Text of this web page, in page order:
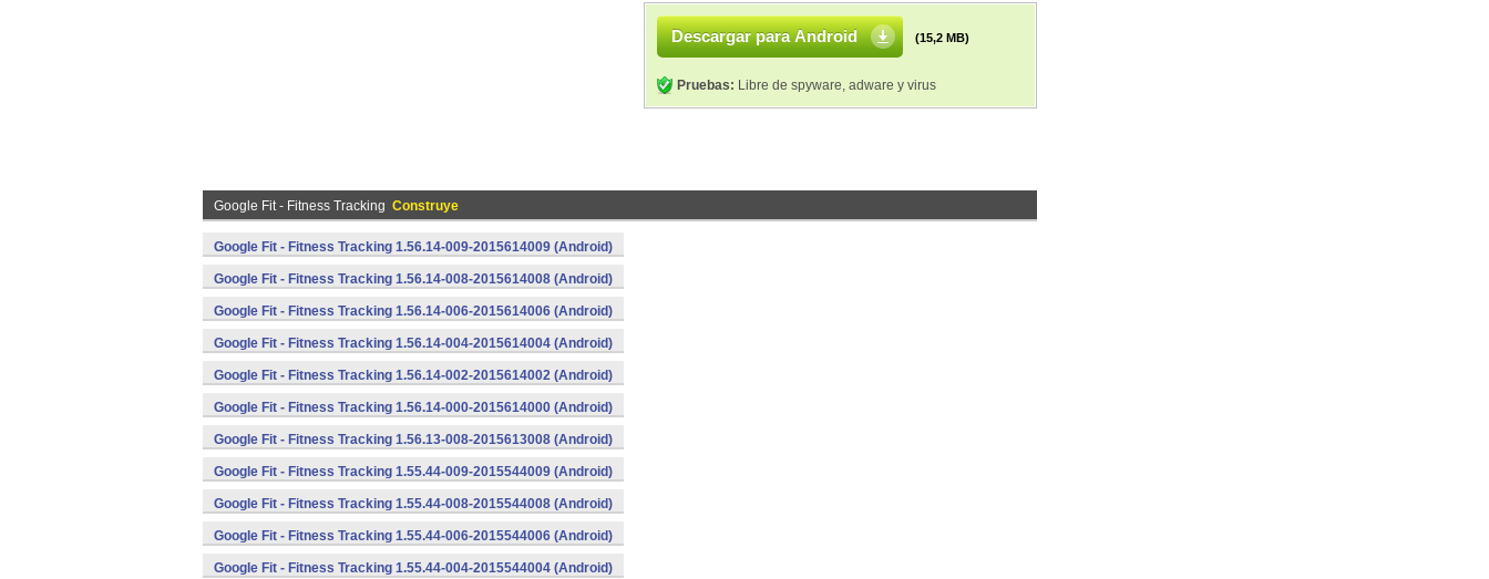
Descargar para Android (15,2 MB)
Pruebas: Libre de spyware, adware y virus
Google Fit - Fitness Tracking Construye
Google Fit - Fitness Tracking 1.56.14-009-2015614009 (Android)
Google Fit - Fitness Tracking 1.56.14-008-2015614008 (Android)
Google Fit - Fitness Tracking 1.56.14-006-2015614006 (Android)
Google Fit - Fitness Tracking 1.56.14-004-2015614004 (Android)
Google Fit - Fitness Tracking 1.56.14-002-2015614002 (Android)
Google Fit - Fitness Tracking 1.56.14-000-2015614000 (Android)
Google Fit - Fitness Tracking 1.56.13-008-2015613008 (Android)
Google Fit - Fitness Tracking 1.55.44-009-2015544009 (Android)
Google Fit - Fitness Tracking 1.55.44-008-2015544008 (Android)
Google Fit - Fitness Tracking 1.55.44-006-2015544006 (Android)
Google Fit - Fitness Tracking 1.55.44-004-2015544004 (Android)